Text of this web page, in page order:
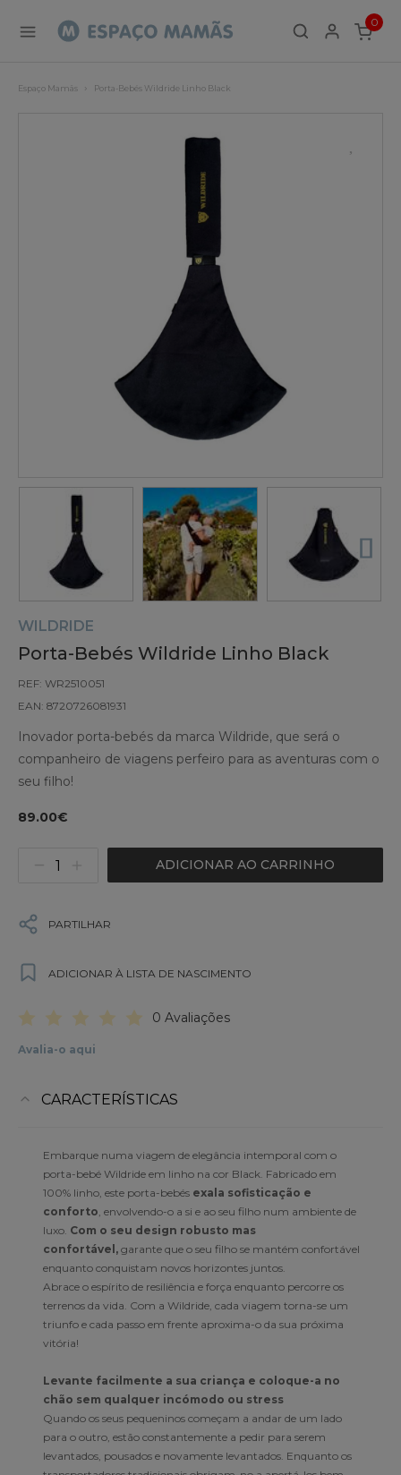
0
ITEMS
Espaço Mamãs Porta-Bebés Wildride Linho Black
WILDRIDE
Porta-Bebés Wildride Linho Black
REF: WR2510051
EAN: 8720726081931
Inovador porta-bebés da marca Wildride, que será o
companheiro de viagens perfeiro para as aventuras com o
seu filho!
89.00€
ADICIONAR AO CARRINHO
PARTILHAR
ADICIONAR À LISTA DE NASCIMENTO
0 Avaliações
Avalia-o aqui
CARACTERÍSTICAS
Embarque numa viagem de elegância intemporal com o
porta-bebé Wildride em linho na cor Black. Fabricado em
100% linho, este porta-bebés exala sofisticação e
conforto, envolvendo-o a si e ao seu filho num ambiente de
luxo. Com o seu design robusto mas
confortável, garante que o seu filho se mantém confortável
enquanto conquistam novos horizontes juntos.
Abrace o espírito de resiliência e força enquanto percorre os
terrenos da vida. Com a Wildride, cada viagem torna-se um
triunfo e cada passo em frente aproxima-o da sua próxima
vitória!
Levante facilmente a sua criança e coloque-a no
chão sem qualquer incómodo ou stress
Quando os seus pequeninos começam a andar de um lado
para o outro, estão constantemente a pedir para serem
levantados, pousados e novamente levantados. Enquanto os